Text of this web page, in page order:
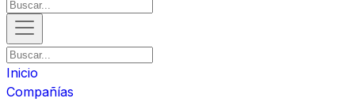
Inicio
Compañías